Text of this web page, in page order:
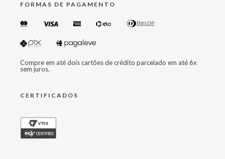
FORMAS DE PAGAMENTO
Compre em até dois cartões de crédito parcelado em até 6x
sem juros.
CERTIFICADOS